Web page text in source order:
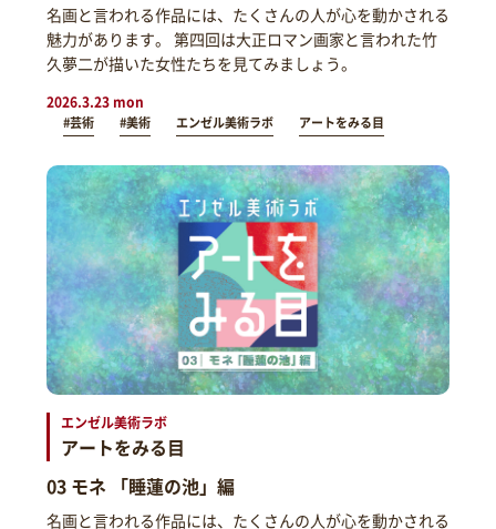
名画と言われる作品には、たくさんの人が心を動かされる
魅力があります。 第四回は大正ロマン画家と言われた竹
久夢二が描いた女性たちを見てみましょう。
2026.3.23 mon
#芸術 #美術 エンゼル美術ラボ アートをみる目
エンゼル美術ラボ
アートをみる目
03 モネ 「睡蓮の池」編
名画と言われる作品には、たくさんの人が心を動かされる